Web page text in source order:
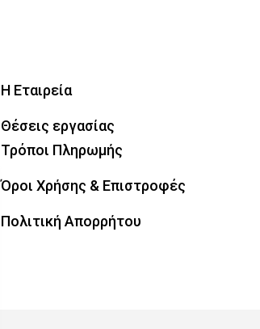
Η Εταιρεία
Θέσεις εργασίας
Τρόποι Πληρωμής
Όροι Χρήσης & Επιστροφές
Πολιτική Απορρήτου